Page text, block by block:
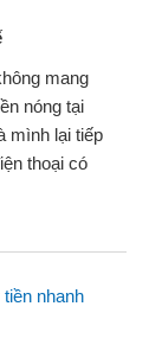
mang
nóng tại
mình lại tiếp
thoại có
nhanh